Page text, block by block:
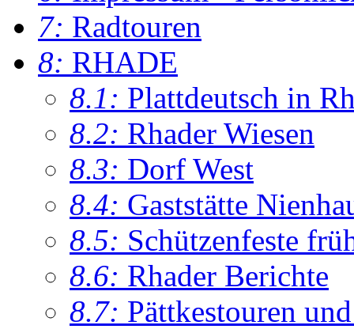
7: Radtouren
8: RHADE
8.1: Plattdeutsch in
8.2: Rhader Wiesen
8.3: Dorf West
8.4: Gaststätte
8.5: Schützenfeste
8.6: Rhader Berichte
8.7: Pättkestouren